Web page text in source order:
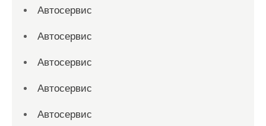
Автосервис
Автосервис
Автосервис
Автосервис
Автосервис